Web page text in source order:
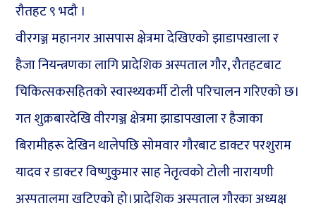
रौतहट ९ भदौ ।
वीरगञ्ज महानगर आसपास क्षेत्रमा देखिएको झाडापखाला र
हैजा नियन्त्रणका लागि प्रादेशिक अस्पताल गौर, रौतहटबाट
चिकित्सकसहितको स्वास्थ्यकर्मी टोली परिचालन गरिएको छ।
गत शुक्रबारदेखि वीरगञ्ज क्षेत्रमा झाडापखाला र हैजाका
बिरामीहरू देखिन थालेपछि सोमवार गौरबाट डाक्टर परशुराम
यादव र डाक्टर विष्णुकुमार साह नेतृत्वको टोली नारायणी
अस्पतालमा खटिएको हो।प्रादेशिक अस्पताल गौरका अध्यक्ष